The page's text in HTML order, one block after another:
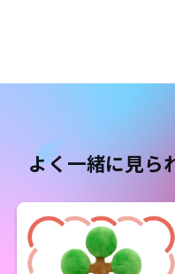
よく一緒に見ら